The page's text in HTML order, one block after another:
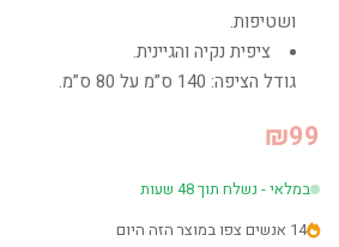
ושטיפות.
ציפית נקיה והגיינית.
גודל הציפה: 140 ס”מ על 80 ס”מ.
₪99
במלאי - נשלח תוך 48 שעות
14 אנשים צפו במוצר הזה היום